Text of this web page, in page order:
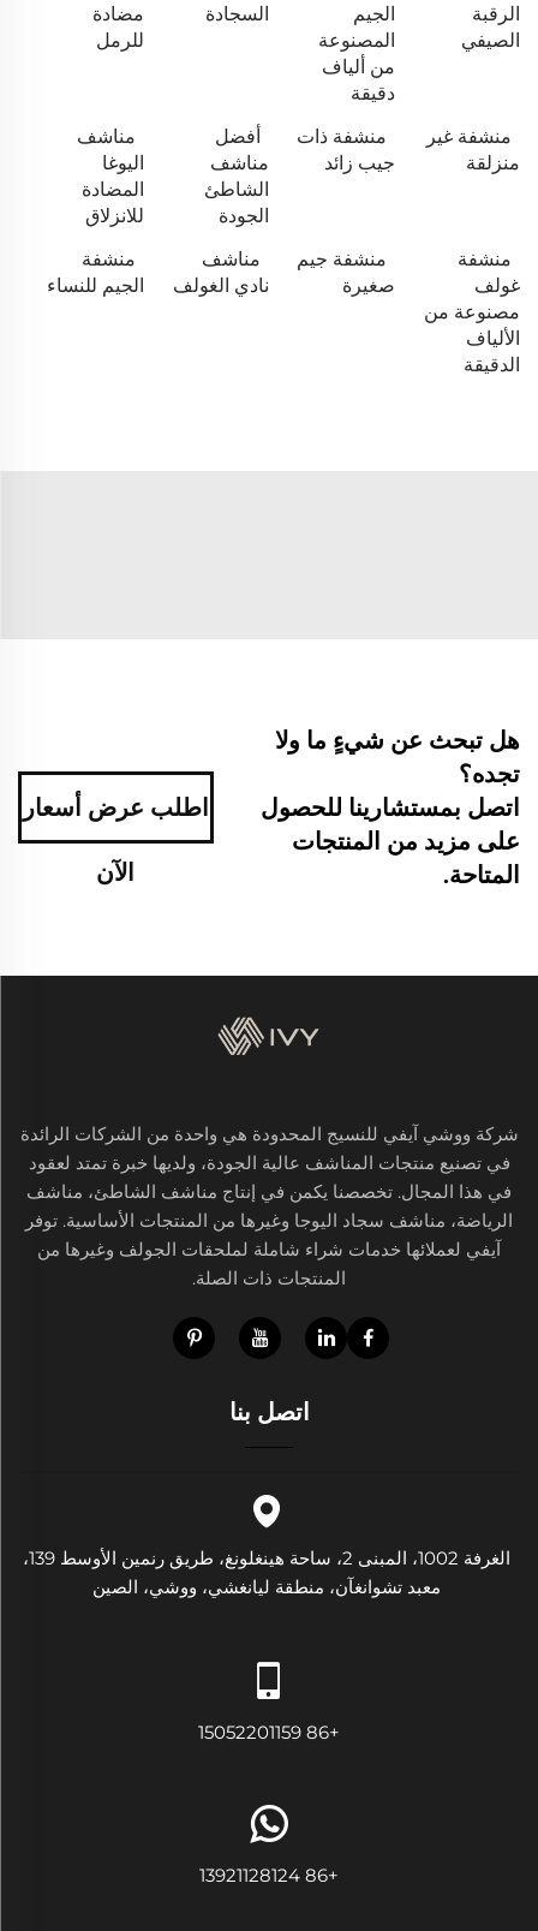
الرقبة
الصيفي
الجيم
المصنوعة
من ألياف
دقيقة
السجادة
مضادة
للرمل
منشفة غير
منزلقة
منشفة ذات
جيب زائد
أفضل
مناشف
الشاطئ
الجودة
مناشف
اليوغا
المضادة
للانزلاق
منشفة
غولف
مصنوعة من
الألياف
الدقيقة
منشفة جيم
صغيرة
مناشف
نادي الغولف
منشفة
الجيم للنساء
هل تبحث عن شيءٍ ما ولا
تجده؟
اتصل بمستشارينا للحصول
على مزيد من المنتجات
المتاحة.
اطلب عرض أسعار
الآن
شركة ووشي آيفي للنسيج المحدودة هي واحدة من الشركات الرائدة
في تصنيع منتجات المناشف عالية الجودة، ولديها خبرة تمتد لعقود
في هذا المجال. تخصصنا يكمن في إنتاج مناشف الشاطئ، مناشف
الرياضة، مناشف سجاد اليوجا وغيرها من المنتجات الأساسية. توفر
آيفي لعملائها خدمات شراء شاملة لملحقات الجولف وغيرها من
المنتجات ذات الصلة.
اتصل بنا
الغرفة 1002، المبنى 2، ساحة هينغلونغ، طريق رنمين الأوسط 139،
معبد تشوانغآن، منطقة ليانغشي، ووشي، الصين
+86 15052201159
+86 13921128124